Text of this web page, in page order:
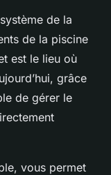
de la
de la piscine
est le lieu où
grâce
de gérer le
vous permet